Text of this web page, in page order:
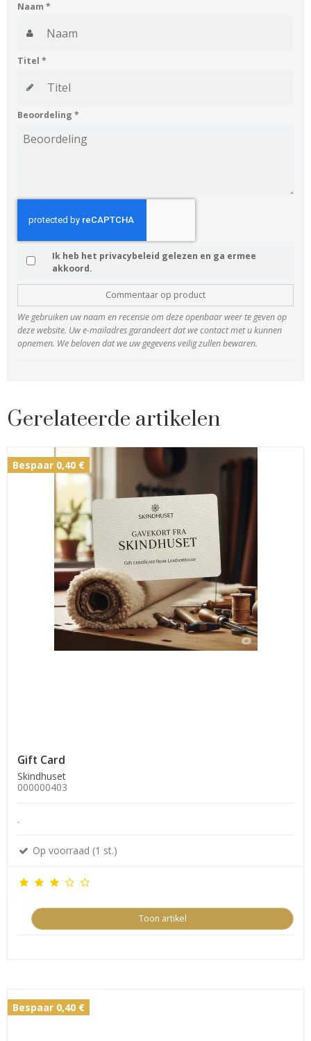
Naam *
Titel *
Beoordeling *
Ik heb het privacybeleid gelezen en ga ermee
akkoord.
Commentaar op product
We gebruiken uw naam en recensie om deze openbaar weer te geven op
deze website. Uw e-mailadres garandeert dat we contact met u kunnen
opnemen. We beloven dat we uw gegevens veilig zullen bewaren.
Gerelateerde artikelen
Bespaar 0,40 €
Gift Card
Skindhuset
000000403
.
Op voorraad (1 st.)
Toon artikel
Bespaar 0,40 €